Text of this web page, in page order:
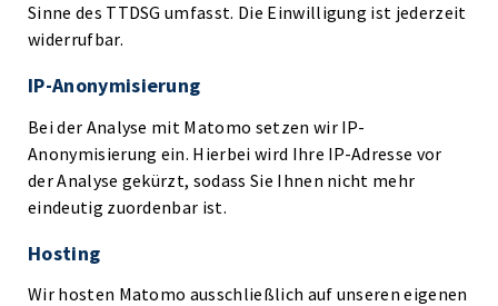
Sinne des TTDSG umfasst. Die Einwilligung ist jederzeit
widerrufbar.
IP-Anonymisierung
Bei der Analyse mit Matomo setzen wir IP-
Anonymisierung ein. Hierbei wird Ihre IP-Adresse vor
der Analyse gekürzt, sodass Sie Ihnen nicht mehr
eindeutig zuordenbar ist.
Hosting
Wir hosten Matomo ausschließlich auf unseren eigenen